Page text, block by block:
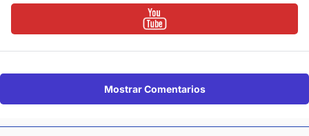
Mostrar Comentarios